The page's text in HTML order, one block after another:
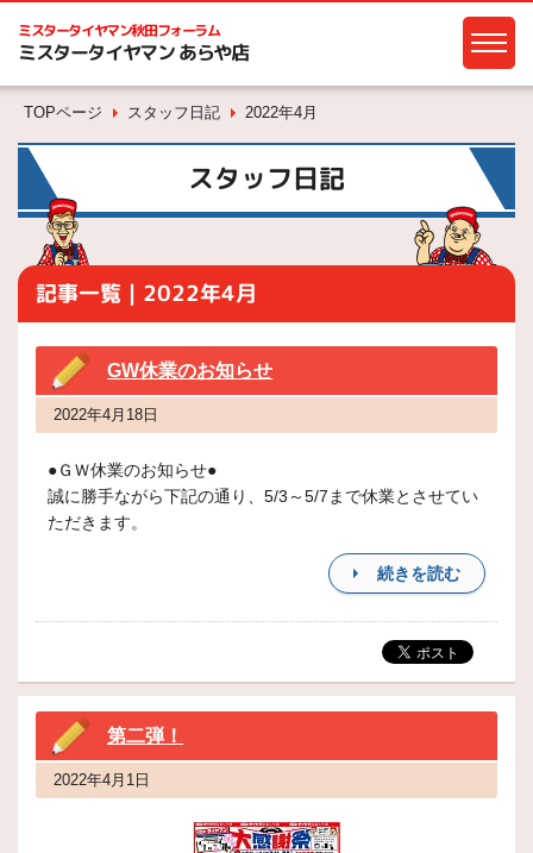
ミスタータイヤマン秋田フォーラム
ミスタータイヤマン あらや店
TOPページ スタッフ日記 2022年4月
スタッフ日記
記事一覧｜2022年4月
GW休業のお知らせ
2022年4月18日
●ＧＷ休業のお知らせ●
誠に勝手ながら下記の通り、5/3～5/7まで休業とさせてい
ただきます。
続きを読む
第二弾！
2022年4月1日